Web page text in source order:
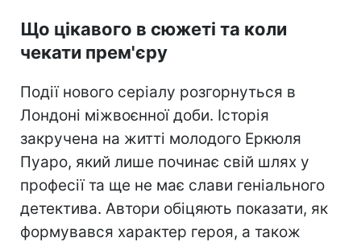
Що цікавого в сюжеті та коли
чекати прем'єру
Події нового серіалу розгорнуться в
Лондоні міжвоєнної доби. Історія
закручена на житті молодого Еркюля
Пуаро, який лише починає свій шлях у
професії та ще не має слави геніального
детектива. Автори обіцяють показати, як
формувався характер героя, а також